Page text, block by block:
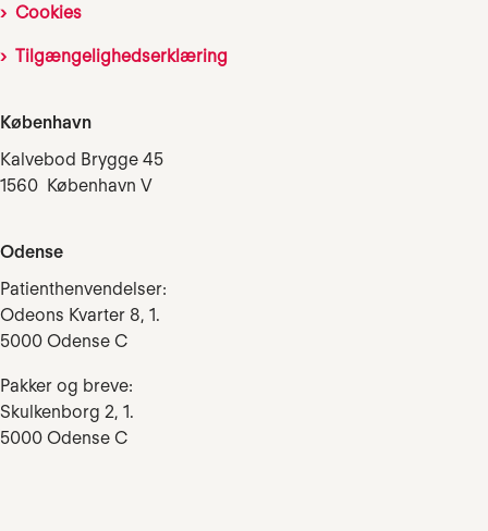
Cookies
Tilgængelighedserklæring
København
Kalvebod Brygge 45
1560 København V
Odense
Patienthenvendelser:
Odeons Kvarter 8, 1.
5000 Odense C
Pakker og breve:
Skulkenborg 2, 1.
5000 Odense C